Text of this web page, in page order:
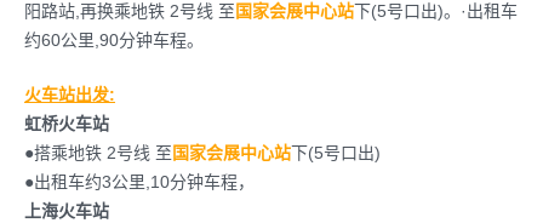
阳路站,再换乘地铁 2号线 至国家会展中心站下(5号口出)。·出租车
约60公里,90分钟车程。
火车站出发:
虹桥火车站
●搭乘地铁 2号线 至国家会展中心站下(5号口出)
●出租车约3公里,10分钟车程，
上海火车站